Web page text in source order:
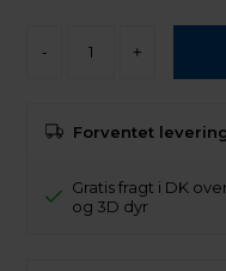
- +
Forventet
Gratis fragt i DK
og 3D dyr